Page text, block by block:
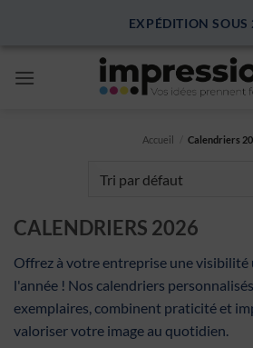
EXPÉDITION SOUS
Accueil Calendriers
CALENDRIERS 2026
Offrez à votre entreprise une
l'année ! Nos calendriers
exemplaires, combinent praticité et
valoriser votre image au quotidien.